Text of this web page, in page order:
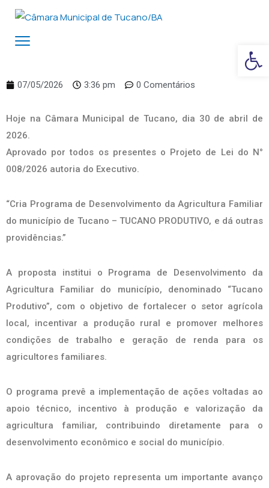
07/05/2026 3:36 pm 0 Comentários
Hoje na Câmara Municipal de Tucano, dia 30 de abril de
2026.
Aprovado por todos os presentes o Projeto de Lei do N°
008/2026 autoria do Executivo.
“Cria Programa de Desenvolvimento da Agricultura Familiar
do município de Tucano – TUCANO PRODUTIVO, e dá outras
providências.”
A proposta institui o Programa de Desenvolvimento da
Agricultura Familiar do município, denominado “Tucano
Produtivo”, com o objetivo de fortalecer o setor agrícola
local, incentivar a produção rural e promover melhores
condições de trabalho e geração de renda para os
agricultores familiares.
O programa prevê a implementação de ações voltadas ao
apoio técnico, incentivo à produção e valorização da
agricultura familiar, contribuindo diretamente para o
desenvolvimento econômico e social do município.
A aprovação do projeto representa um importante avanço